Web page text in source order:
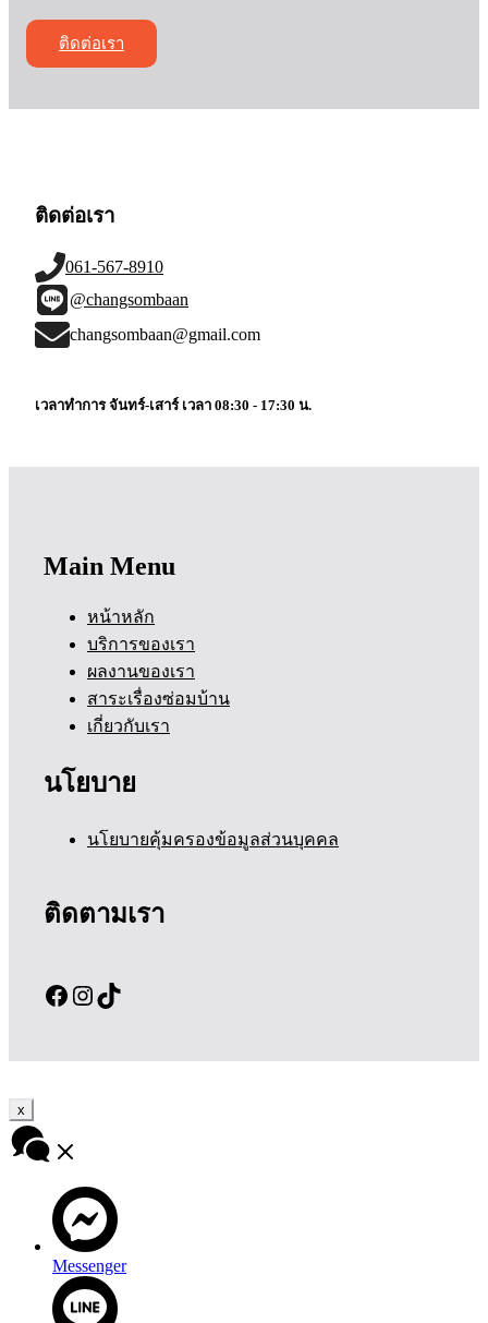
ติดต่อเรา
ติดต่อเรา
061-567-8910
@changsombaan
changsombaan@gmail.com
เวลาทำการ จันทร์-เสาร์ เวลา 08:30 - 17:30 น.
Main Menu
หน้าหลัก
บริการของเรา
ผลงานของเรา
สาระเรื่องซ่อมบ้าน
เกี่ยวกับเรา
นโยบาย
นโยบายคุ้มครองข้อมูลส่วนบุคคล
ติดตามเรา
Facebook
Instagram
TikTok
x
Messenger